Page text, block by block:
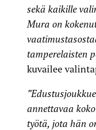
sekä kaikille
Mura on
tamperelaisten
kuvailee
annettavaa
työtä, jota hän